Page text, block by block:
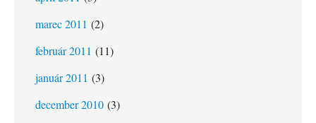
marec 2011 (2)
február 2011 (11)
január 2011 (3)
december 2010 (3)